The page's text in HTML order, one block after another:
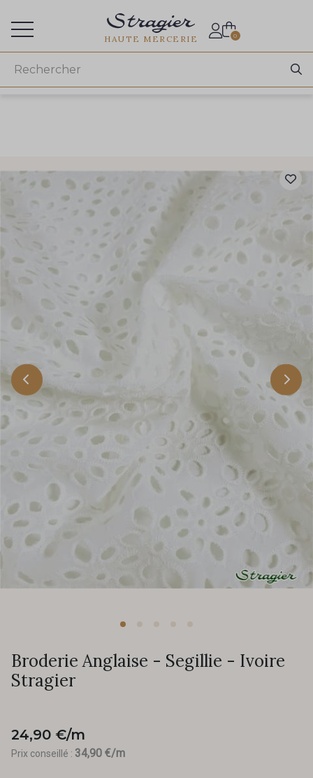
HAUTE MERCERIE 0
Broderie Anglaise - Segillie - Ivoire
Stragier
24,90 €/m
Prix conseillé : 34,90 €/m